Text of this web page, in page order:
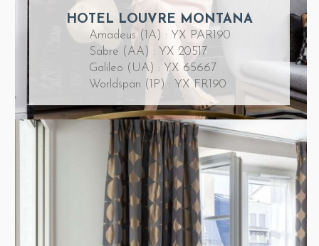
HOTEL LOUVRE MONTANA
Amadeus (1A) : YX PAR190
Sabre (AA) : YX 20517
Galileo (UA) : YX 65667
Worldspan (1P) : YX FR190